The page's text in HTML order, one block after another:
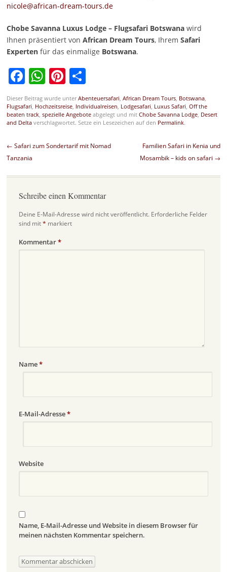
nicole@african-dream-tours.de
Chobe Savanna Luxus Lodge – Flugsafari Botswanawird
Ihnen präsentiert von African Dream Tours, Ihrem Safari
Expertenfür das einmalige Botswana.
Facebook
WhatsApp
Pinterest
Teilen
Dieser Beitrag wurde unterAbenteuersafari African Dream Tours, Botswana,
Flugsafari Hochzeitsreise, Individualreisen Lodgesafari Luxus Safari Off the
beaten track, spezielle Angeboteabgelegt und mit Chobe Savanna Lodge, Desert
and Deltaverschlagwortet. Setze ein Lesezeichen auf den Permalink.
Beitragsnavigation
← Safari zum Sondertarif mit Nomad
Tanzania
Familien Safari in Kenia und
Mosambik – kids on safari →
Schreibe einen Kommentar
Deine E-Mail-Adresse wird nicht veröffentlicht. Erforderliche Felder
sind mit* markiert
Kommentar*
Name*
E-Mail-Adresse*
Website
Name, E-Mail-Adresse und Website in diesem Browser für
meinen nächsten Kommentar speichern.